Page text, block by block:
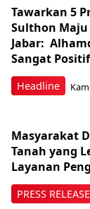
Headline
Tawarkan 5
Sulthon Maju
Jabar:
Sangat Positif
PRESS RELEASE
Masyarakat
Tanah yang
Layanan